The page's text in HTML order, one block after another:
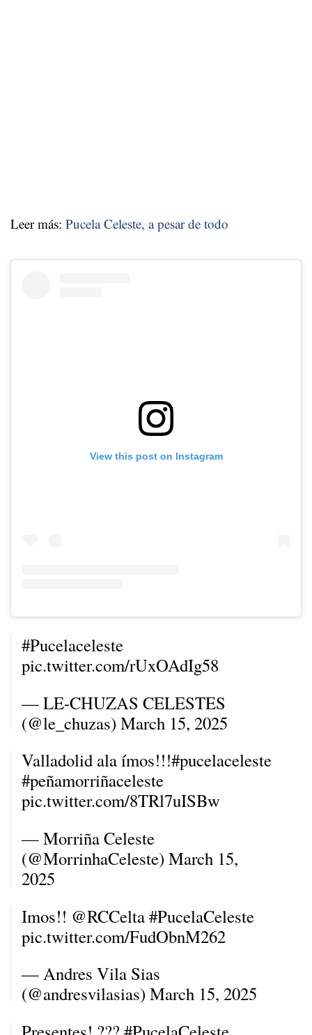
Leer más: Pucela Celeste, a pesar de todo
View this post on Instagram
#Pucelaceleste
pic.twitter.com/rUxOAdIg58
— LE-CHUZAS CELESTES
(@le_chuzas) March 15, 2025
Valladolid ala ímos!!!#pucelaceleste
#peñamorriñaceleste
pic.twitter.com/8TRl7uISBw
— Morriña Celeste
(@MorrinhaCeleste) March 15,
2025
Imos!! @RCCelta#PucelaCeleste
pic.twitter.com/FudObnM262
— Andres Vila Sias
(@andresvilasias) March 15, 2025